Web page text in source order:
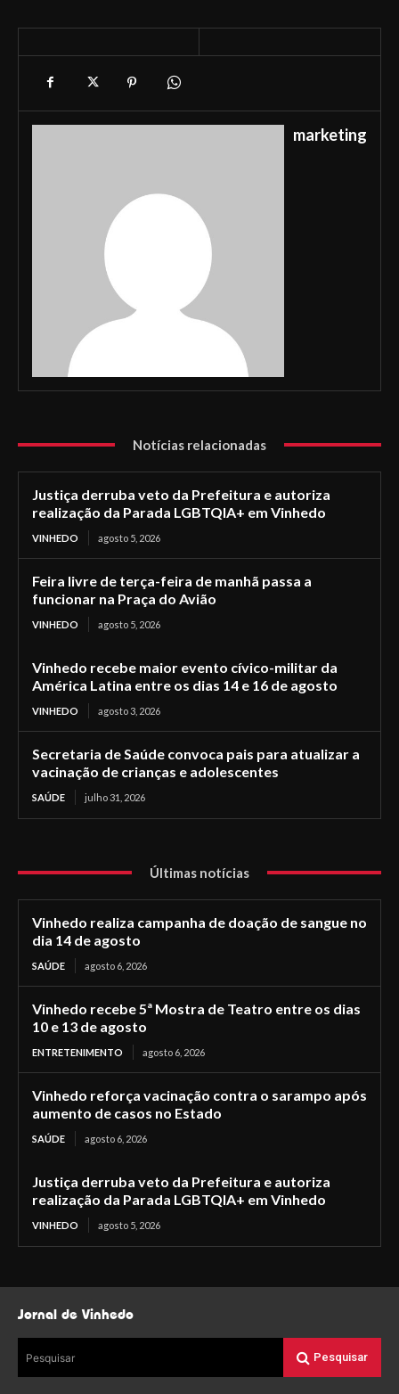
marketing
Notícias relacionadas
Justiça derruba veto da Prefeitura e autoriza
realização da Parada LGBTQIA+ em Vinhedo
VINHEDO agosto 5, 2026
Feira livre de terça-feira de manhã passa a
funcionar na Praça do Avião
VINHEDO agosto 5, 2026
Vinhedo recebe maior evento cívico-militar da
América Latina entre os dias 14 e 16 de agosto
VINHEDO agosto 3, 2026
Secretaria de Saúde convoca pais para atualizar a
vacinação de crianças e adolescentes
SAÚDE julho 31, 2026
Últimas notícias
Vinhedo realiza campanha de doação de sangue no
dia 14 de agosto
SAÚDE agosto 6, 2026
Vinhedo recebe 5ª Mostra de Teatro entre os dias
10 e 13 de agosto
ENTRETENIMENTO agosto 6, 2026
Vinhedo reforça vacinação contra o sarampo após
aumento de casos no Estado
SAÚDE agosto 6, 2026
Justiça derruba veto da Prefeitura e autoriza
realização da Parada LGBTQIA+ em Vinhedo
VINHEDO agosto 5, 2026
Jornal de Vinhedo
Pesquisar Pesquisar